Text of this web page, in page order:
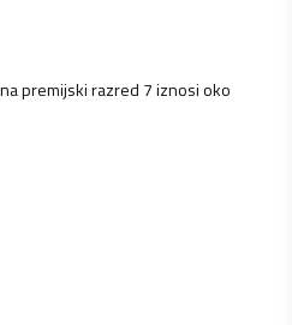
premijski razred 7 iznosi oko